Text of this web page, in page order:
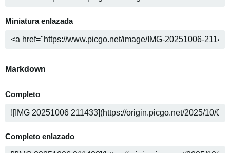
Miniatura enlazada
Markdown
Completo
Completo enlazado